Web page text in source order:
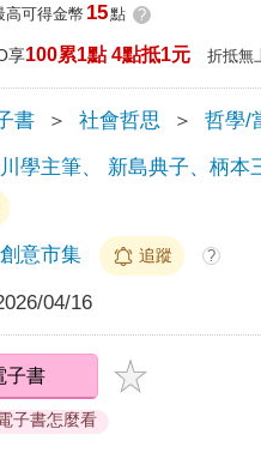
高可得金幣 15點 ?
享100累1點 4點抵1元 折抵無
書 ＞ 社會哲思 ＞ 哲學/
學主筆、 新島典子、柄本
創意市集 追蹤 ?
04/16
子書
子書怎麼看